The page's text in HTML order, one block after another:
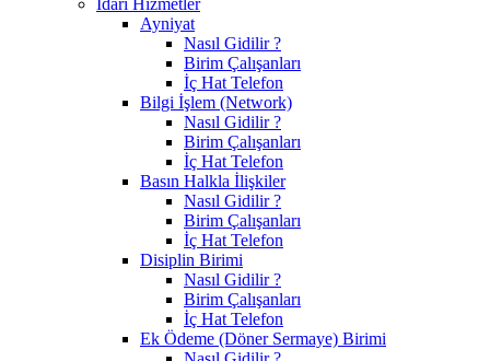
Ayniyat
Nasıl Gidilir ?
Birim Çalışanları
İç Hat Telefon
Bilgi İşlem (Network)
Nasıl Gidilir ?
Birim Çalışanları
İç Hat Telefon
Basın Halkla İlişkiler
Nasıl Gidilir ?
Birim Çalışanları
İç Hat Telefon
Disiplin Birimi
Nasıl Gidilir ?
Birim Çalışanları
İç Hat Telefon
Ek Ödeme (Döner Sermaye) Birimi